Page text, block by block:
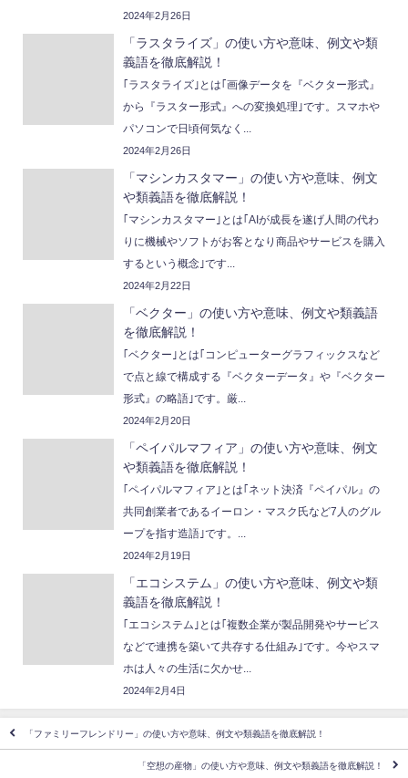
2024年2月26日
「ラスタライズ」の使い方や意味、例文や類
義語を徹底解説！
｢ラスタライズ｣とは｢画像データを『ベクター形式』
から『ラスター形式』への変換処理｣です。スマホや
パソコンで日頃何気なく...
2024年2月26日
「マシンカスタマー」の使い方や意味、例文
や類義語を徹底解説！
｢マシンカスタマー｣とは｢AIが成長を遂げ人間の代わ
りに機械やソフトがお客となり商品やサービスを購入
するという概念｣です...
2024年2月22日
「ベクター」の使い方や意味、例文や類義語
を徹底解説！
｢ベクター｣とは｢コンピューターグラフィックスなど
で点と線で構成する『ベクターデータ』や『ベクター
形式』の略語｣です。厳...
2024年2月20日
「ペイパルマフィア」の使い方や意味、例文
や類義語を徹底解説！
｢ペイパルマフィア｣とは｢ネット決済『ペイパル』の
共同創業者であるイーロン・マスク氏など7人のグル
ープを指す造語｣です。...
2024年2月19日
「エコシステム」の使い方や意味、例文や類
義語を徹底解説！
｢エコシステム｣とは｢複数企業が製品開発やサービス
などで連携を築いて共存する仕組み｣です。今やスマ
ホは人々の生活に欠かせ...
2024年2月4日
「ファミリーフレンドリー」の使い方や意味、例文や類義語を徹底解説！
「空想の産物」の使い方や意味、例文や類義語を徹底解説！